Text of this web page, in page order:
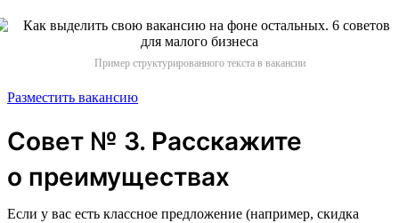
Пример структурированного текста в вакансии
Разместить вакансию
Совет № 3. Расскажите
о преимуществах
Если у вас есть классное предложение (например, скидка